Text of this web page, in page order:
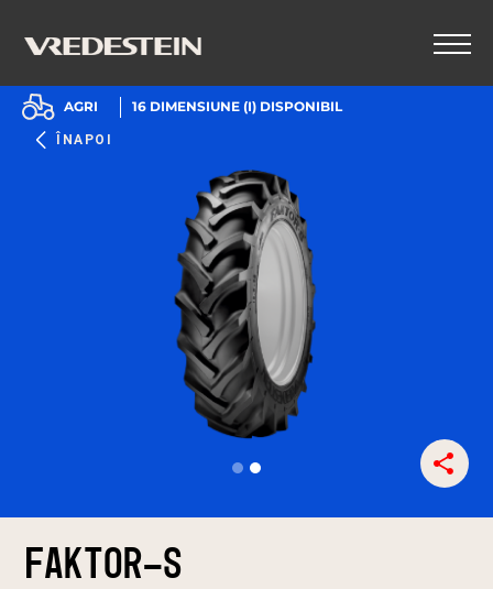
ÎNAPOI
AGRI 16 DIMENSIUNE (I) DISPONIBIL
FAKTOR-S